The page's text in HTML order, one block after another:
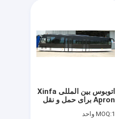
اتوبوس بین المللی Xinfa
Apron برای حمل و نقل
MOQ:1 واحد